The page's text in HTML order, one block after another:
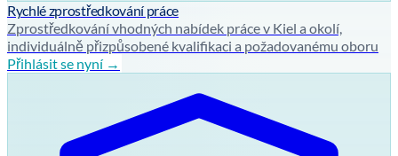
Rychlé zprostředkování práce
Zprostředkování vhodných nabídek práce v Kiel a okolí,
individuálně přizpůsobené kvalifikaci a požadovanému oboru
Přihlásit se nyní →